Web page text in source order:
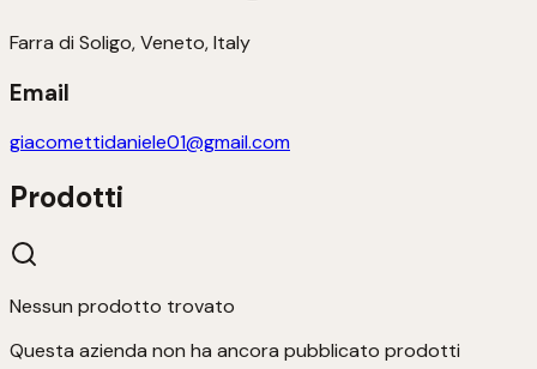
Farra di Soligo, Veneto, Italy
Email
giacomettidaniele01@gmail.com
Prodotti
Nessun prodotto trovato
Questa azienda non ha ancora pubblicato prodotti